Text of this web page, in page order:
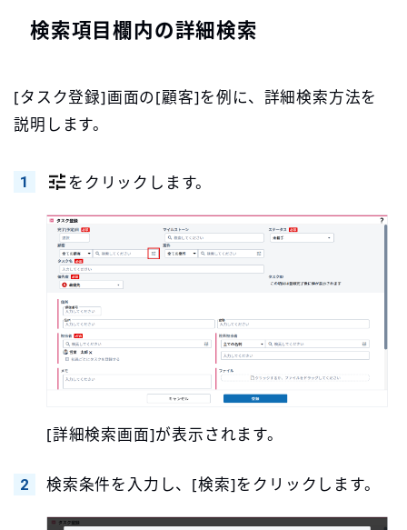
検索項目欄内の詳細検索
[タスク登録]画面の[顧客]を例に、詳細検索方法を
説明します。
をクリックします。
[詳細検索画面]が表示されます。
検索条件を入力し、[検索]をクリックします。